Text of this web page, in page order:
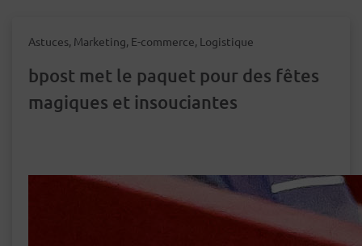
Astuces, Marketing, E-commerce, Logistique
bpost met le paquet pour des fêtes
magiques et insouciantes